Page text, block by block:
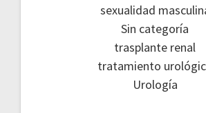
sexualidad
Sin categoría
trasplante renal
tratamiento
Urología